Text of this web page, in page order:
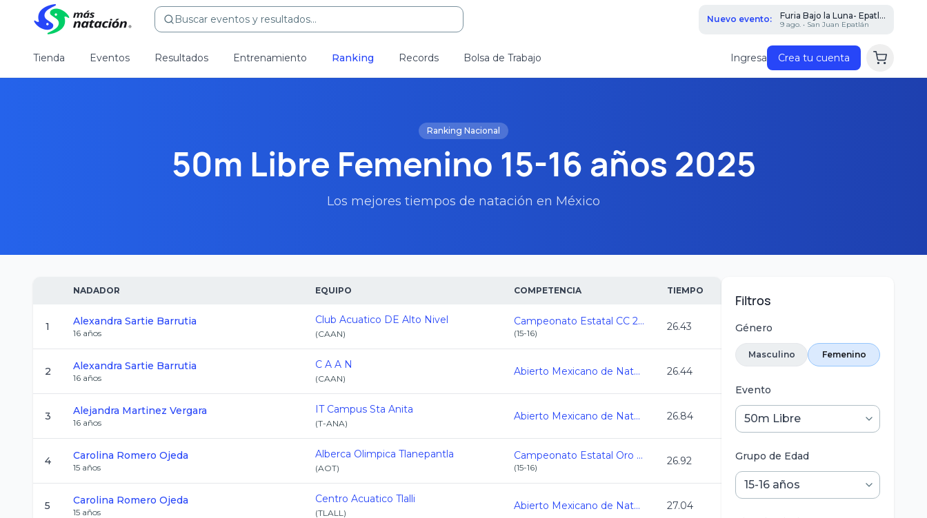
Buscar eventos y resultados... Nuevo evento: Furia Bajo la Luna- Epatl...
9 ago. • San Juan Epatlán
Tienda Eventos Resultados Entrenamiento Ranking Records Bolsa de Trabajo Ingresa Crea tu cuenta
Ranking Nacional
50m Libre Femenino 15-16 años 2025
Los mejores tiempos de natación en México
NADADOR EQUIPO COMPETENCIA TIEMPO
1 Alexandra Sartie Barrutia
16 años
Club Acuatico DE Alto Nivel
(CAAN)
Campeonato Estatal CC 2025
(15-16)
26.43
2 Alexandra Sartie Barrutia
16 años
C A A N
(CAAN)
Abierto Mexicano de Natacion 2025 26.44
3 Alejandra Martinez Vergara
16 años
IT Campus Sta Anita
(T-ANA)
Abierto Mexicano de Natacion 2025 26.84
4 Carolina Romero Ojeda
15 años
Alberca Olimpica Tlanepantla
(AOT)
Campeonato Estatal Oro Juvenil C.C. 2025-2026
(15-16)
26.92
5 Carolina Romero Ojeda
15 años
Centro Acuatico Tlalli
(TLALL)
Abierto Mexicano de Natacion 2025 27.04
Filtros
Género
Masculino Femenino
Evento
Grupo de Edad